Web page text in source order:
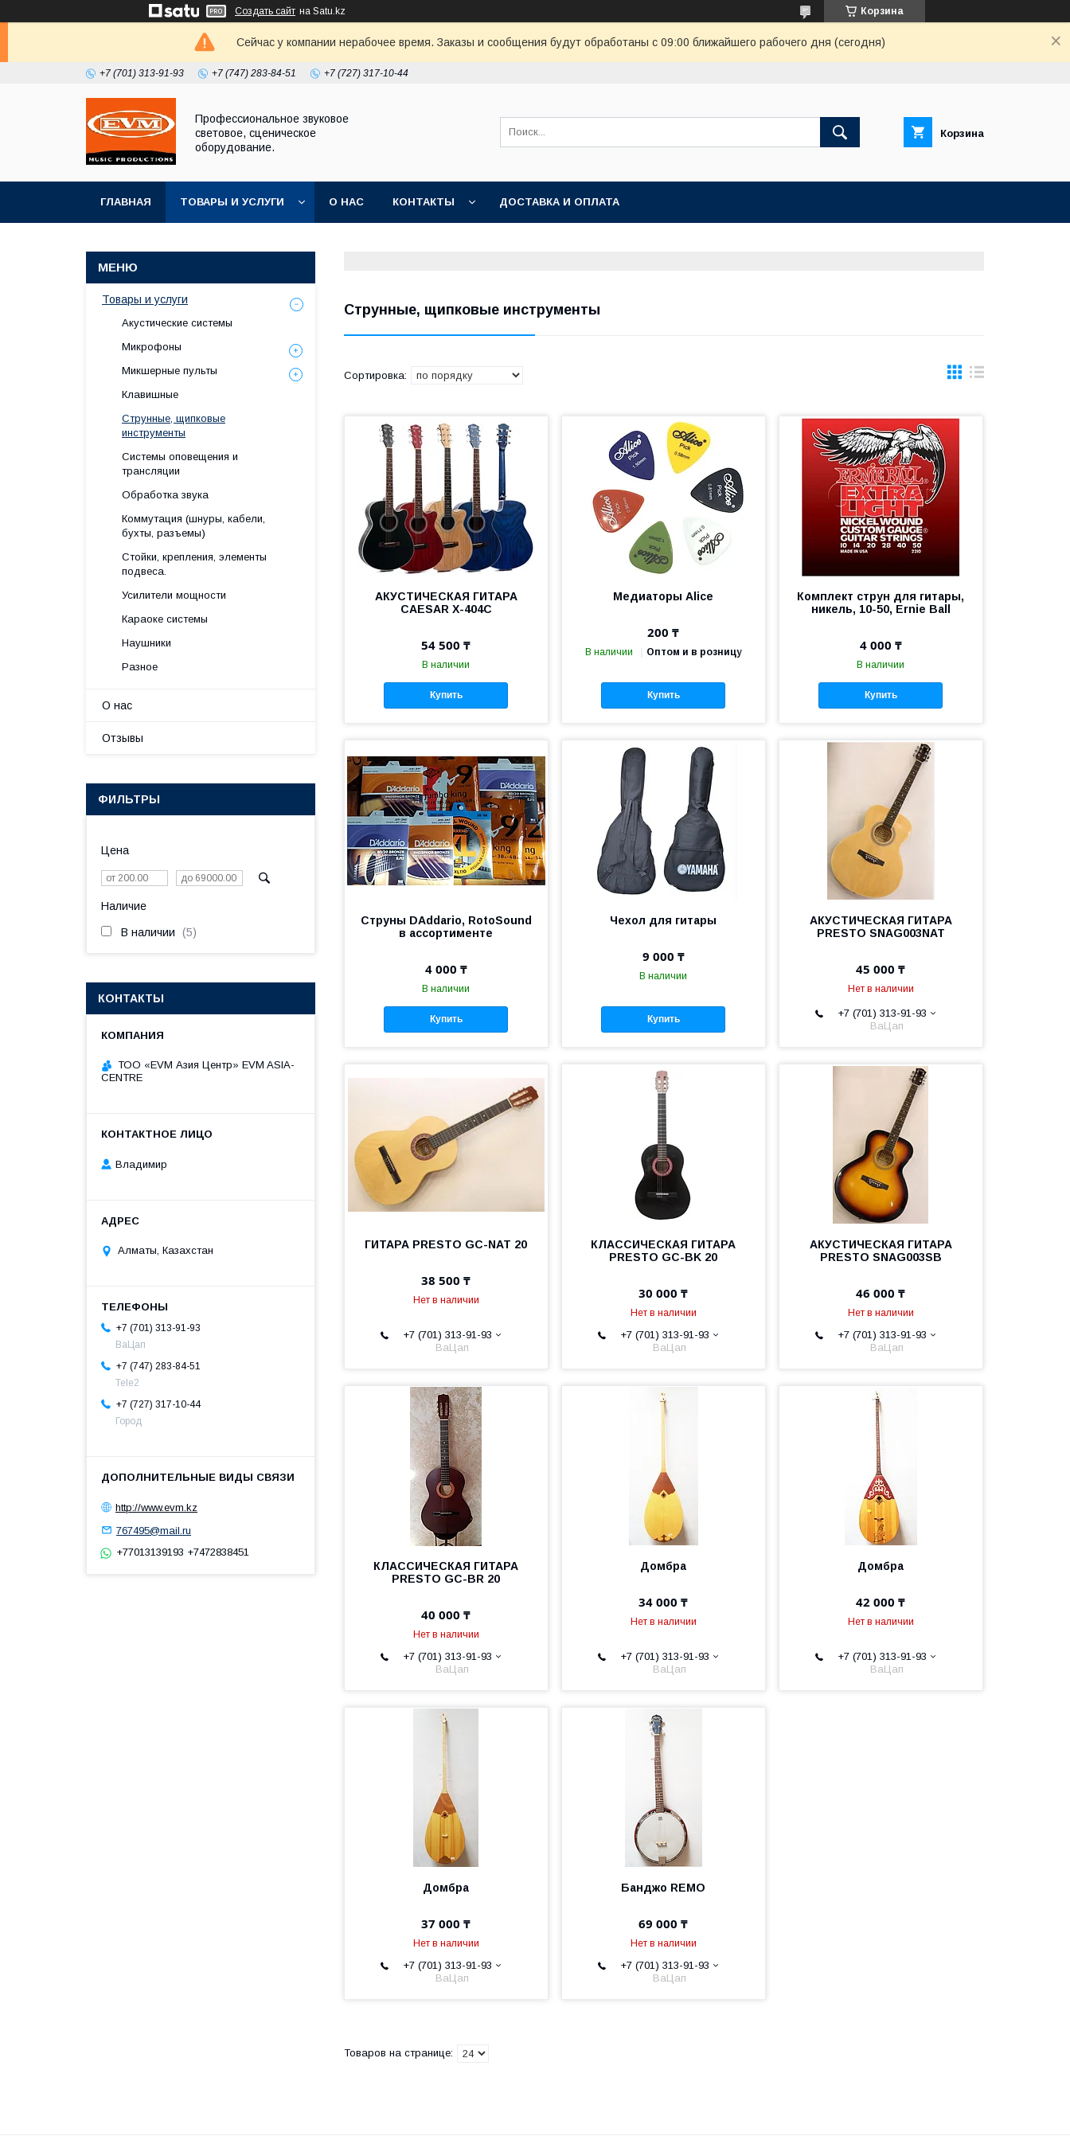
Создать сайт на Satu.kz Корзина
Сейчас у компании нерабочее время. Заказы и сообщения будут обработаны с 09:00 ближайшего рабочего дня (сегодня)
+7 (701) 313-91-93 +7 (747) 283-84-51 +7 (727) 317-10-44
Профессиональное звуковое
световое, сценическое
оборудование.
Корзина
ГЛАВНАЯ ТОВАРЫ И УСЛУГИ О НАС КОНТАКТЫ ДОСТАВКА И ОПЛАТА
Струнные, щипковые инструменты
АКУСТИЧЕСКАЯ ГИТАРА
CAESAR X-404С
54 500 ₸
В наличии
Купить
Медиаторы Alice
200 ₸
В наличии Оптом и в розницу
Купить
Комплект струн для гитары,
никель, 10-50, Ernie Ball
4 000 ₸
В наличии
Купить
Струны DAddario, RotoSound
в ассортименте
4 000 ₸
В наличии
Купить
Чехол для гитары
9 000 ₸
В наличии
Купить
АКУСТИЧЕСКАЯ ГИТАРА
PRESTO SNAG003NAT
45 000 ₸
Нет в наличии
+7 (701) 313-91-93
ВаЦап
ГИТАРА PRESTO GC-NAT 20
38 500 ₸
Нет в наличии
+7 (701) 313-91-93
ВаЦап
КЛАССИЧЕСКАЯ ГИТАРА
PRESTO GC-BK 20
30 000 ₸
Нет в наличии
+7 (701) 313-91-93
ВаЦап
АКУСТИЧЕСКАЯ ГИТАРА
PRESTO SNAG003SB
46 000 ₸
Нет в наличии
+7 (701) 313-91-93
ВаЦап
КЛАССИЧЕСКАЯ ГИТАРА
PRESTO GC-BR 20
40 000 ₸
Нет в наличии
+7 (701) 313-91-93
ВаЦап
Домбра
34 000 ₸
Нет в наличии
+7 (701) 313-91-93
ВаЦап
Домбра
42 000 ₸
Нет в наличии
+7 (701) 313-91-93
ВаЦап
Домбра
37 000 ₸
Нет в наличии
+7 (701) 313-91-93
ВаЦап
Банджо REMO
69 000 ₸
Нет в наличии
+7 (701) 313-91-93
ВаЦап
Товары и услуги
Акустические системы
Микрофоны
Микшерные пульты
Клавишные
Струнные, щипковые
инструменты
Системы оповещения и
трансляции
Обработка звука
Коммутация (шнуры, кабели,
бухты, разъемы)
Стойки, крепления, элементы
подвеса.
Усилители мощности
Караоке системы
Наушники
Разное
О нас
Отзывы
ФИЛЬТРЫ
Цена
Наличие
В наличии 5
КОНТАКТЫ
ТОО «EVM Азия Центр» EVM ASIA-
CENTRE
Владимир
Алматы, Казахстан
+7 (701) 313-91-93
ВаЦап
+7 (747) 283-84-51
Tele2
+7 (727) 317-10-44
Город
http://www.evm.kz
767495@mail.ru
+77013139193 +7472838451